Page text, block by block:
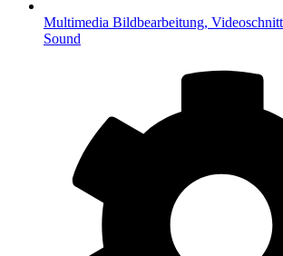
Multimedia Bildbearbeitung,
Sound